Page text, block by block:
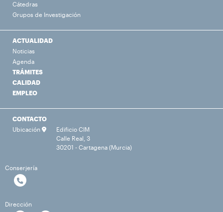
Cátedras
Grupos de Investigación
ACTUALIDAD
Noticias
Agenda
TRÁMITES
CALIDAD
EMPLEO
CONTACTO
Ubicación
Edificio CIM
Calle Real, 3
30201 - Cartagena (Murcia)
Conserjería
Dirección